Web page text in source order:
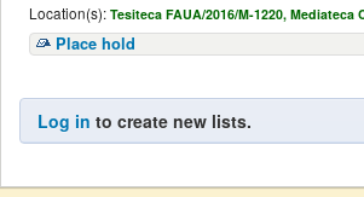
Location(s): Tesiteca FAUA/2016/M-1220, Mediateca
Place hold
Log in to create new lists.